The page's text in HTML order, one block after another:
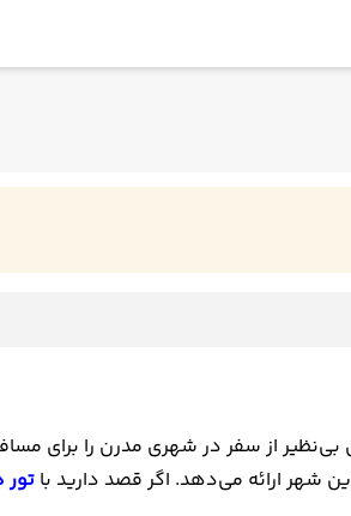
از سفر در شهری مدرن را برای
شهر ارائه می‌دهد. اگر قصد دارید با تور